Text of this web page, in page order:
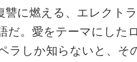
讐に燃える、エレクト
だ。愛をテーマにした
ラしか知らないと、そ